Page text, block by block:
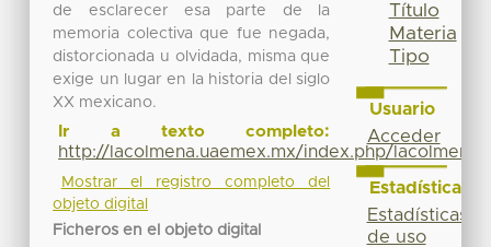
de esclarecer esa parte de la
memoria colectiva que fue negada,
distorcionada u olvidada, misma que
exige un lugar en la historia del siglo
XX mexicano.
Ir a texto completo:
http://lacolmena.uaemex.mx/index.php/
Mostrar el registro completo del
objeto digital
Ficheros en el objeto digital
Título
Materia
Tipo
Usuario
Acceder
Estadísticas
Estadísticas
de uso